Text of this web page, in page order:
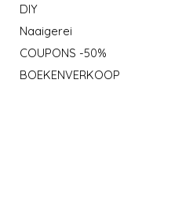
DIY
Naaigerei
COUPONS -50%
BOEKENVERKOOP